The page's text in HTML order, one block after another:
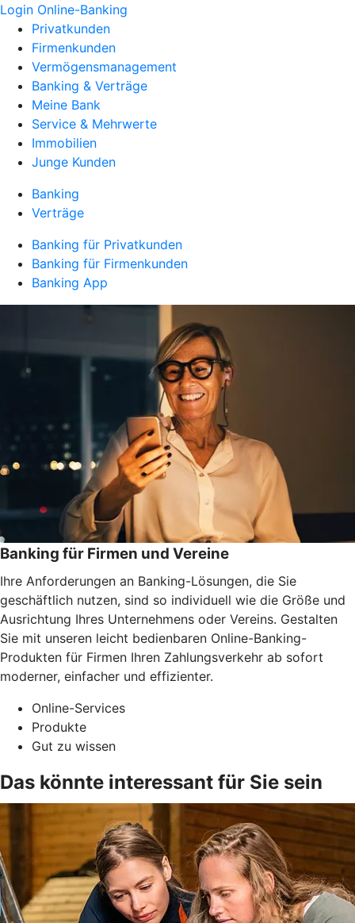
Login Online-Banking
Privatkunden
Firmenkunden
Vermögensmanagement
Banking & Verträge
Meine Bank
Service & Mehrwerte
Immobilien
Junge Kunden
Banking
Verträge
Banking für Privatkunden
Banking für Firmenkunden
Banking App
Banking für Firmen und Vereine
Ihre Anforderungen an Banking-Lösungen, die Sie
geschäftlich nutzen, sind so individuell wie die Größe und
Ausrichtung Ihres Unternehmens oder Vereins. Gestalten
Sie mit unseren leicht bedienbaren Online-Banking-
Produkten für Firmen Ihren Zahlungsverkehr ab sofort
moderner, einfacher und effizienter.
Online-Services
Produkte
Gut zu wissen
Das könnte interessant für Sie sein